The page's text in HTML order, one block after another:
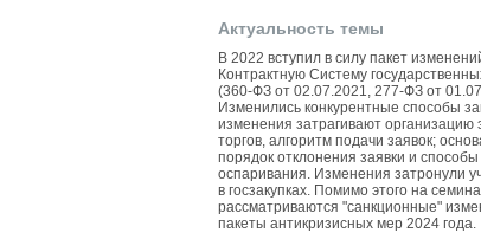
Актуальность темы
В 2022 вступил в силу пакет
Контрактную Систему
(360-ФЗ от 02.07.2021, 277-ФЗ от
Изменились конкурентные способы
изменения затрагивают организацию
торгов, алгоритм подачи заявок;
порядок отклонения заявки и способы
оспаривания. Изменения затронули
в госзакупках. Помимо этого на
рассматриваются "санкционные"
пакеты антикризисных мер 2024 года.